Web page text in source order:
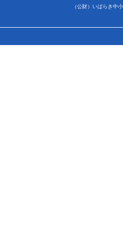
（公財）いばらき